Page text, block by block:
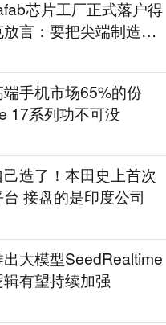
芯片工厂正式落户得
言：要把尖端制造带
手机市场65%的份
17系列功不可没
造了！本田史上首次
接盘的是印度公司
大模型SeedRealtime
有望持续加强